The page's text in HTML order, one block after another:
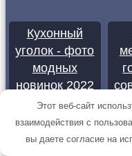
Кухонный
уголок - фото
модных
новинок 2022
года в
интерьере
Этот веб-сайт
взаимодействия с
вы даете согласие на